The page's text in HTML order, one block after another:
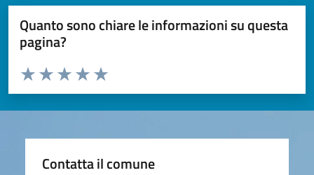
Quanto sono chiare le informazioni su questa
pagina?
Valuta da 1 a 5 stelle la pagina
Valuta 5 stelle su 5
Valuta 4 stelle su 5
Valuta 3 stelle su 5
Valuta 2 stelle su 5
Valuta 1 stelle su 5
Contatta il comune